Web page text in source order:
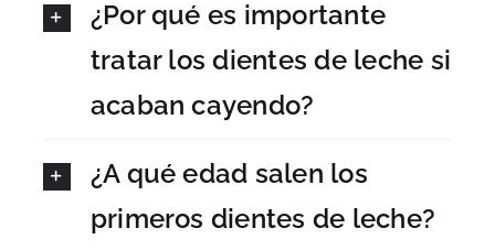
¿Por qué es importante
tratar los dientes de leche si
acaban cayendo?
¿A qué edad salen los
primeros dientes de leche?